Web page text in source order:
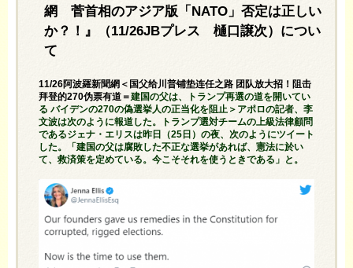
網 菅首相のアジア版「NATO」否定は正しい
か？！』（11/26JBプレス 樋口譲次）につい
て
11/26阿波羅新聞網＜国父给川普铺垫连任之路 团队放大招！阻击
拜登的270伪票有道＝建国の父は、トランプ再選の道を開いてい
る バイデンの270の偽選挙人の正当化を阻止＞アポロの記者、李
文波は次のように報道した。トランプ選対チームの上級法律顧問
であるジェナ・エリスは昨日（25日）の夜、次のようにツイート
した。「建国の父は腐敗した不正な選挙があれば、憲法に於い
て、救済策を定めている。今こそそれを使うときである」と。